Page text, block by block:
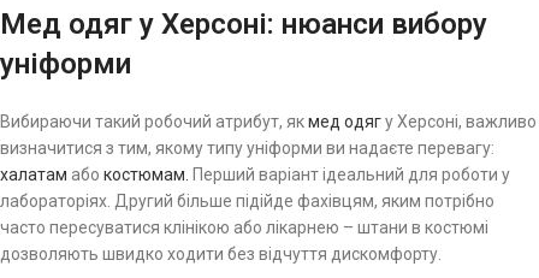
Мед одяг у Херсоні: нюанси вибору
уніформи
Вибираючи такий робочий атрибут, якмед одягу Херсоні, важливо
визначитися з тим, якому типу уніформи ви надаєте перевагу:
халатам або костюмам. Перший варіант ідеальний для роботи у
лабораторіях. Другий більше підійде фахівцям, яким потрібно
часто пересуватися клінікою або лікарнею – штани в костюмі
дозволяють швидко ходити без відчуття дискомфорту.